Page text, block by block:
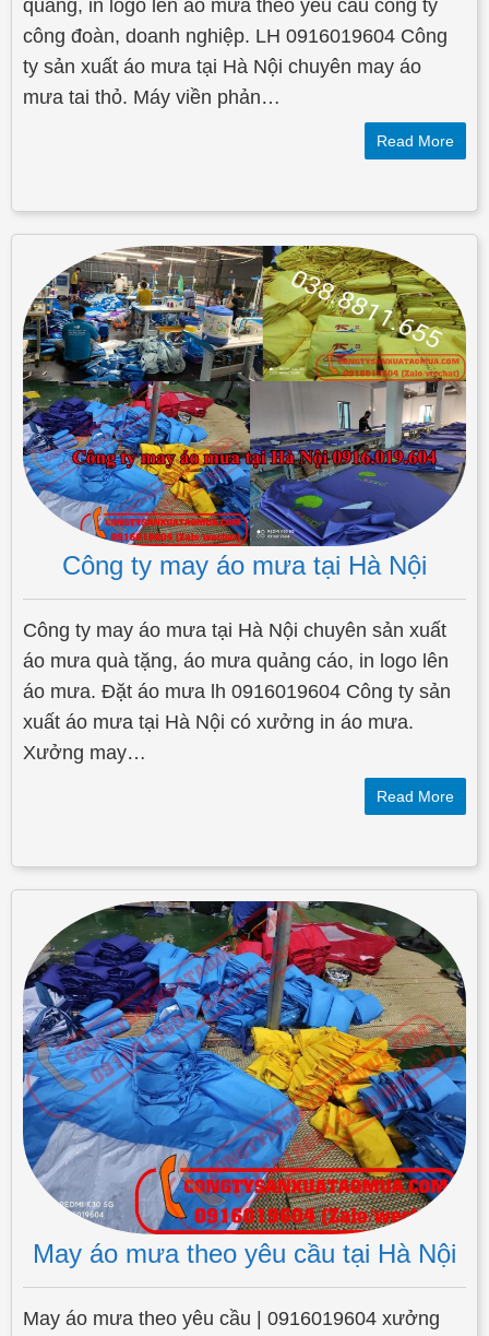
quang, in logo lên áo mưa theo yêu cầu công ty
công đoàn, doanh nghiệp. LH 0916019604 Công
ty sản xuất áo mưa tại Hà Nội chuyên may áo
mưa tai thỏ. Máy viền phản…
Read More
Công ty may áo mưa tại Hà Nội
Công ty may áo mưa tại Hà Nội chuyên sản xuất
áo mưa quà tặng, áo mưa quảng cáo, in logo lên
áo mưa. Đặt áo mưa lh 0916019604 Công ty sản
xuất áo mưa tại Hà Nội có xưởng in áo mưa.
Xưởng may…
Read More
May áo mưa theo yêu cầu tại Hà Nội
May áo mưa theo yêu cầu | 0916019604 xưởng